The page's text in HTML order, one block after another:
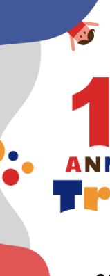
テ
移
動